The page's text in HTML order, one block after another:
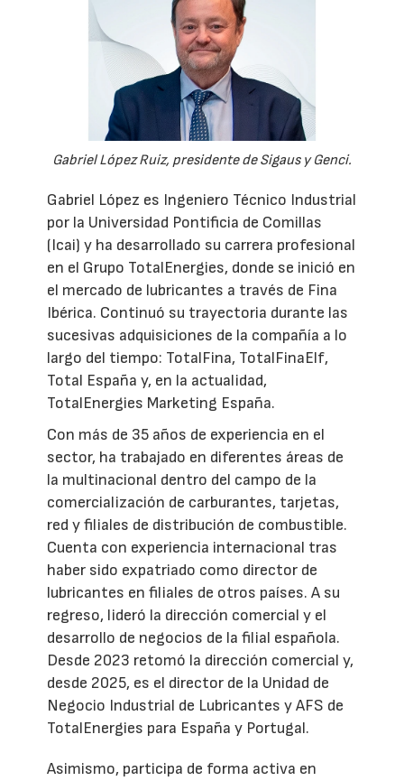
Gabriel López Ruiz, presidente de Sigaus y Genci.
Gabriel López es Ingeniero Técnico Industrial
por la Universidad Pontificia de Comillas
(Icai) y ha desarrollado su carrera profesional
en el Grupo TotalEnergies, donde se inició en
el mercado de lubricantes a través de Fina
Ibérica. Continuó su trayectoria durante las
sucesivas adquisiciones de la compañía a lo
largo del tiempo: TotalFina, TotalFinaElf,
Total España y, en la actualidad,
TotalEnergies Marketing España.
Con más de 35 años de experiencia en el
sector, ha trabajado en diferentes áreas de
la multinacional dentro del campo de la
comercialización de carburantes, tarjetas,
red y filiales de distribución de combustible.
Cuenta con experiencia internacional tras
haber sido expatriado como director de
lubricantes en filiales de otros países. A su
regreso, lideró la dirección comercial y el
desarrollo de negocios de la filial española.
Desde 2023 retomó la dirección comercial y,
desde 2025, es el director de la Unidad de
Negocio Industrial de Lubricantes y AFS de
TotalEnergies para España y Portugal.
Asimismo, participa de forma activa en